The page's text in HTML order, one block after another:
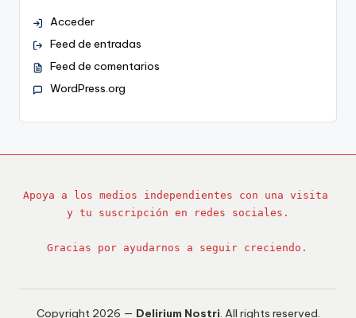
Acceder
Feed de entradas
Feed de comentarios
WordPress.org
Apoya a los medios independientes con una visita
y tu suscripción en redes sociales.
Gracias por ayudarnos a seguir creciendo.
Copyright 2026 — Delirium Nostri. All rights reserved.